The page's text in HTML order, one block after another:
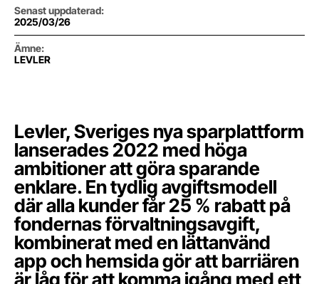
Senast uppdaterad:
2025/03/26
Ämne:
LEVLER
Levler, Sveriges nya sparplattform
lanserades 2022 med höga
ambitioner att göra sparande
enklare. En tydlig avgiftsmodell
där alla kunder får 25 % rabatt på
fondernas förvaltningsavgift,
kombinerat med en lättanvänd
app och hemsida gör att barriären
är låg för att komma igång med ett